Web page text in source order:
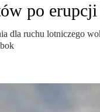
po
dla ruchu lotniczego